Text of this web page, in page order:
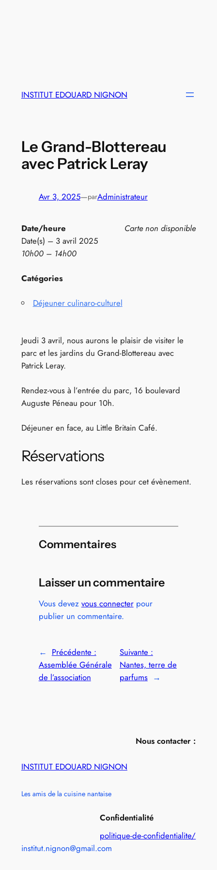
INSTITUT EDOUARD NIGNON
Le Grand-Blottereau
avec Patrick Leray
Avr 3, 2025—parAdministrateur
Carte non disponible
Date/heure
Date(s) – 3 avril 2025
10h00 – 14h00
Catégories
Déjeuner culinaro-culturel
Jeudi 3 avril, nous aurons le plaisir de visiter le
parc et les jardins du Grand-Blottereau avec
Patrick Leray.
Rendez-vous à l’entrée du parc, 16 boulevard
Auguste Péneau pour 10h.
Déjeuner en face, au Little Britain Café.
Réservations
Les réservations sont closes pour cet évènement.
Commentaires
Laisser un commentaire
Vous devez vous connecterpour
publier un commentaire.
← Précédente :
Assemblée Générale
de l’association
Suivante :
Nantes, terre de
parfums →
Nous contacter :
INSTITUT EDOUARD NIGNON
Les amis de la cuisine nantaise
Confidentialité
politique-de-confidentialite/
institut.nignon@gmail.com